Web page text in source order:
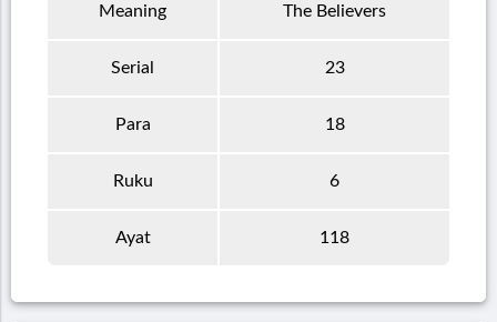
Meaning The Believers
Serial 23
Para 18
Ruku 6
Ayat 118